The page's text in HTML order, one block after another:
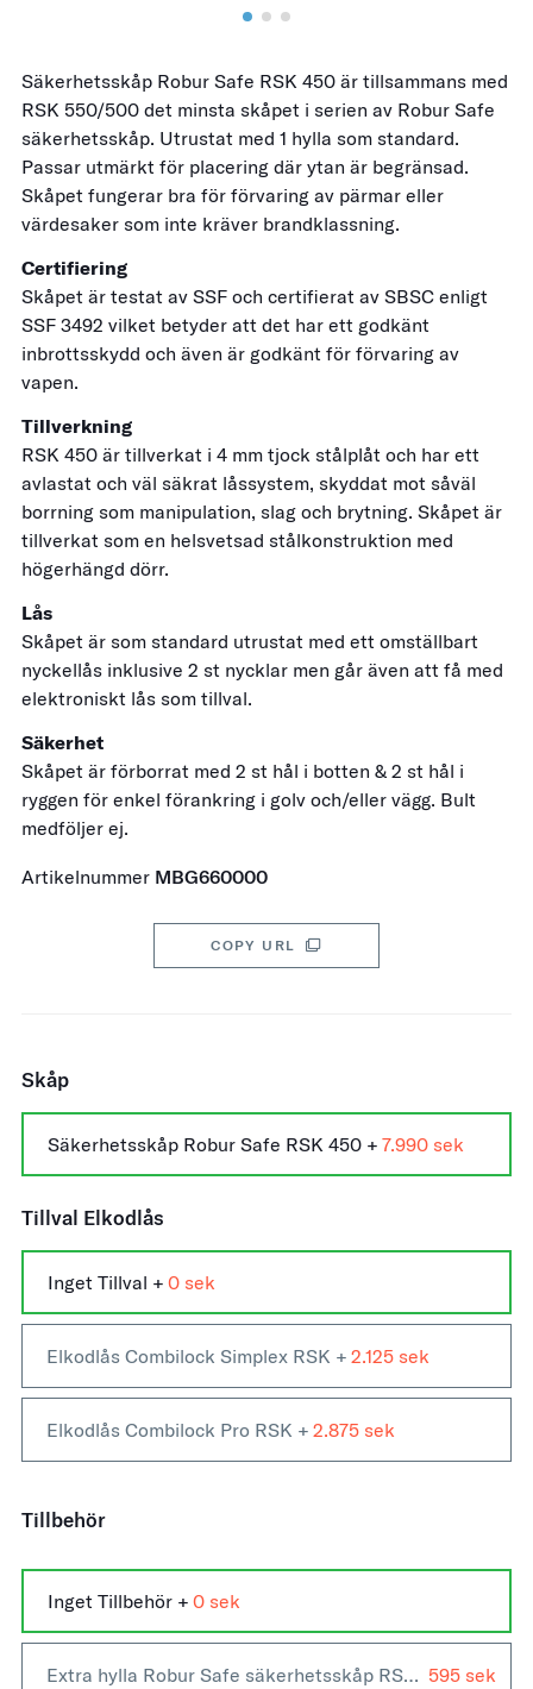
Säkerhetsskåp Robur Safe RSK 450 är tillsammans med
RSK 550/500 det minsta skåpet i serien av Robur Safe
säkerhetsskåp. Utrustat med 1 hylla som standard.
Passar utmärkt för placering där ytan är begränsad.
Skåpet fungerar bra för förvaring av pärmar eller
värdesaker som inte kräver brandklassning.
Certifiering
Skåpet är testat av SSF och certifierat av SBSC enligt
SSF 3492 vilket betyder att det har ett godkänt
inbrottsskydd och även är godkänt för förvaring av
vapen.
Tillverkning
RSK 450 är tillverkat i 4 mm tjock stålplåt och har ett
avlastat och väl säkrat låssystem, skyddat mot såväl
borrning som manipulation, slag och brytning. Skåpet är
tillverkat som en helsvetsad stålkonstruktion med
högerhängd dörr.
Lås
Skåpet är som standard utrustat med ett omställbart
nyckellås inklusive 2 st nycklar men går även att få med
elektroniskt lås som tillval.
Säkerhet
Skåpet är förborrat med 2 st hål i botten & 2 st hål i
ryggen för enkel förankring i golv och/eller vägg. Bult
medföljer ej.
Artikelnummer MBG660000
COPY URL
Skåp
Säkerhetsskåp Robur Safe RSK 450 + 7.990
Tillval Elkodlås
Inget Tillval + 0
Elkodlås Combilock Simplex RSK + 2.125
Elkodlås Combilock Pro RSK + 2.875
Tillbehör
Inget Tillbehör + 0
Extra hylla Robur Safe säkerhetsskåp RSK 450 +
595